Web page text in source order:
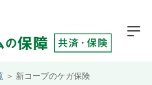
＞ 新コープのケガ保険